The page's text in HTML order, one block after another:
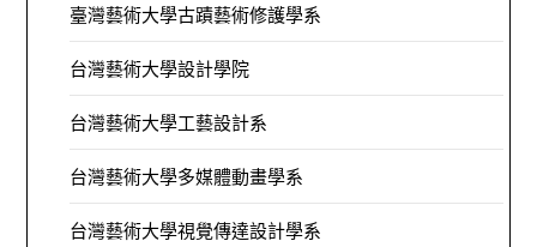
臺灣藝術大學古蹟藝術修護學系
台灣藝術大學設計學院
台灣藝術大學工藝設計系
台灣藝術大學多媒體動畫學系
台灣藝術大學視覺傳達設計學系